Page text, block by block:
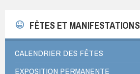
FÊTES ET MANIFESTATIONS
CALENDRIER DES FÊTES
EXPOSITION PERMANENTE